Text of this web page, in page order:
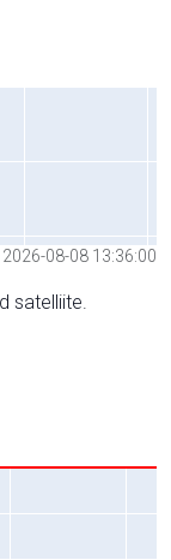
08-08 13:36:00
satelliite.